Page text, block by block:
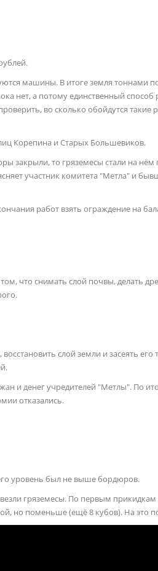
машины. В итоге земля тоннами
нет, а потому единственный
во сколько обойдутся такие
Корепина и Старых Большевиков.
закрыли, то гряземесы стали на нём
участник комитета "Метла" и
работ взять ограждение на
что снимать слой почвы, делать
слой земли и засеять его
и денег учредителей "Метлы". По
отказались.
уровень был не выше бордюров.
гряземесы. По первым прикидкам
но поменьше (ещё 8 кубов). На это